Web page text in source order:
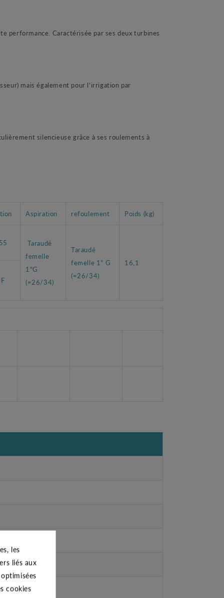
performance. Caractérisée par ses deux turbines
mais également pour l’irrigation par
silencieuse grâce à ses roulements à
Aspiration refoulement Poids (kg)
Taraudé
femelle
1"G
(=26/34)
Taraudé
femelle 1" G
(=26/34)
16,1
les
liés aux
cookies